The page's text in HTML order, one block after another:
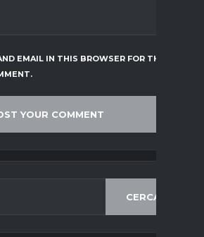
EMAIL IN THIS BROWSER FOR THE
CERCA